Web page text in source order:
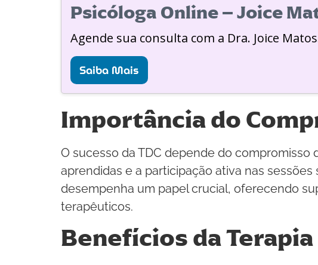
Psicóloga Online – Joice
Agende sua consulta com a Dra. Joice
Saiba Mais
Importância do
O sucesso da TDC depende do
aprendidas e a participação ativa nas
desempenha um papel crucial, oferecendo
terapêuticos.
Benefícios da